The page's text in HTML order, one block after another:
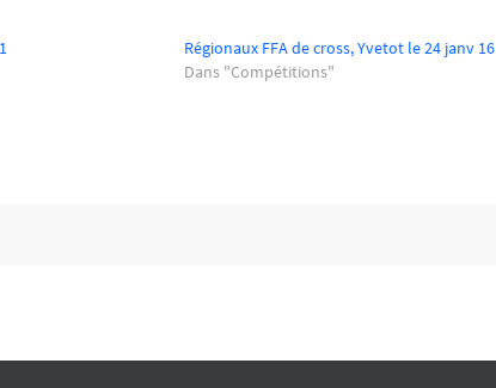
Régionaux FFA de cross, Yvetot le 24 janv 16
Dans "Compétitions"